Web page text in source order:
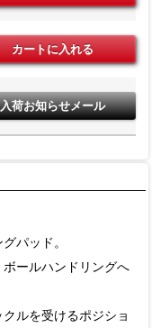
パッド。
ールハンドリングへ
ルを受けるポジショ